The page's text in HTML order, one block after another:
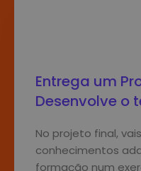
Entrega um
Desenvolve o
No projeto final,
conhecimentos
formação num